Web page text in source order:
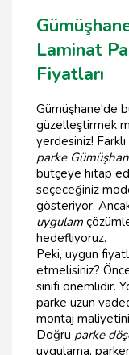
Laminat
Fiyatları
Gümüşhane'de
güzelleştirmek
yerdesiniz!
parke
bütçeye hitap
seçeceğiniz
gösteriyor.
uygulam
hedefliyoruz.
Peki, uygun
etmelisiniz?
sınıfı önemlidir.
parke uzun
montaj maliyetini
Doğru parke
uygulama,